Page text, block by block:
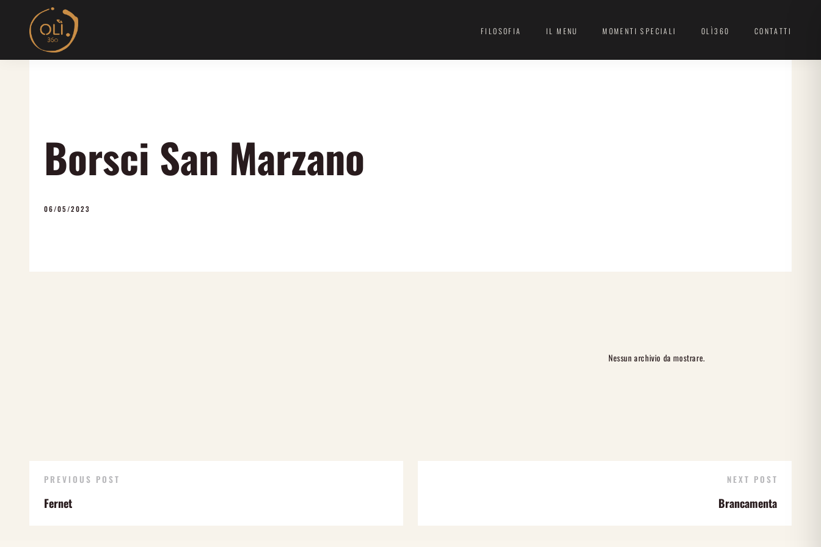
FILOSOFIA IL MENU MOMENTI SPECIALI OLÌ360 CONTATTI
Borsci San Marzano
06/05/2023
Nessun archivio da mostrare.
PREVIOUS POST
Fernet
NEXT POST
Brancamenta